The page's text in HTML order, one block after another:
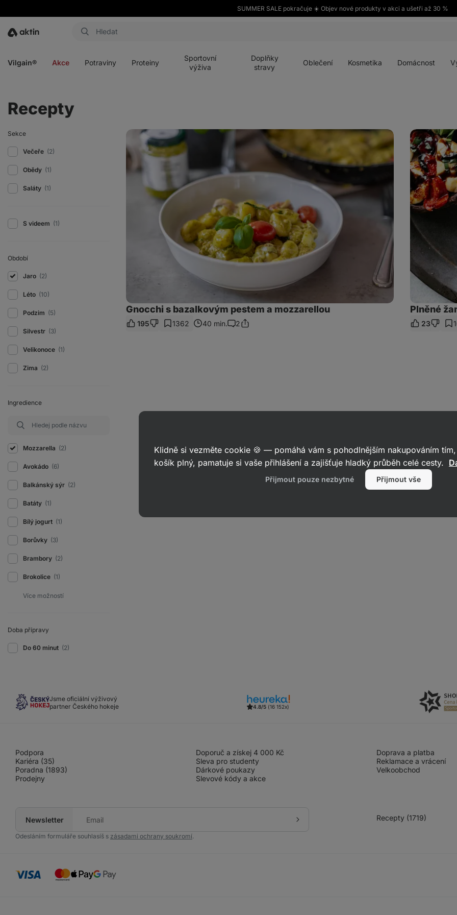
SUMMER SALE pokračuje ☀️ Objev nové produkty v akci a ušetři až 30 %
Aktin
Vilgain® Akce Potraviny Proteiny
Sportovní
výživa
Doplňky
stravy
Oblečení Kosmetika Domácnost
Recepty
Sekce
Večeře (2)
Obědy (1)
Saláty (1)
S videem (1)
Období
Jaro (2)
Léto (10)
Podzim (5)
Silvestr (3)
Velikonoce (1)
Zima (2)
Ingredience
Mozzarella (2)
Avokádo (6)
Balkánský sýr (2)
Batáty (1)
Bílý jogurt (1)
Borůvky (3)
Brambory (2)
Brokolice (1)
Doba přípravy
Do 60 minut (2)
Gnocchi
bazalkovým
pestem
Gnocchi s bazalkovým pestem a mozzarellou
195 1362 40 min.
Komentáře
2Sdílet
Plněné
žampiony
portobello
Plněné
23
Jsme oficiální výživový
partner Českého hokeje
4.8/5 (16 152x)
Podpora
Kariéra (35)
Poradna (1893)
Prodejny
Doporuč a získej 4 000 Kč
Sleva pro studenty
Dárkové poukazy
Slevové kódy a akce
Doprava a platba
Reklamace a vrácení
Velkoobchod
Newsletter
mail
Přihlásit
Odesláním formuláře souhlasíš s zásadami ochrany soukromí.
Recepty (1719)
Klidně si vezměte cookie 🍪 — pomáhá vám s pohodlnějším nakupováním
košík plný, pamatuje si vaše přihlášení a zajišťuje hladký průběh celé cesty.
Přijmout pouze nezbytné Přijmout vše